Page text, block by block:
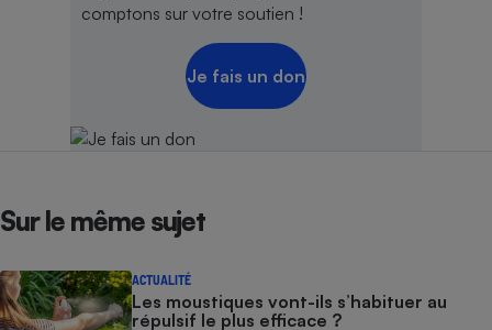
comptons sur votre soutien !
Je fais un don
Sur le même sujet
ACTUALITÉ
Les moustiques vont-ils s’habituer au
répulsif le plus efficace ?